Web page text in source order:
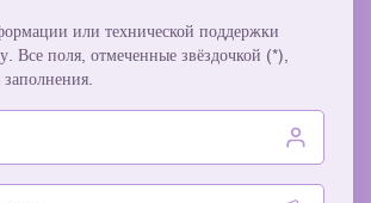
или технической поддержки
Все поля, отмеченные звёздочкой (*),